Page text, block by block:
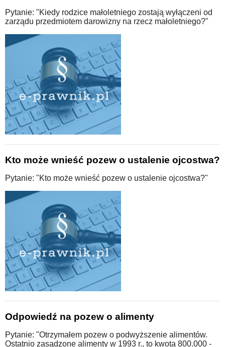
Pytanie: "Kiedy rodzice małoletniego zostają wyłączeni od
zarządu przedmiotem darowizny na rzecz małoletniego?"
Kto może wnieść pozew o ustalenie ojcostwa?
Pytanie: "Kto może wnieść pozew o ustalenie ojcostwa?"
Odpowiedź na pozew o alimenty
Pytanie: "Otrzymałem pozew o podwyższenie alimentów.
Ostatnio zasądzone alimenty w 1993 r., to kwota 800.000 -